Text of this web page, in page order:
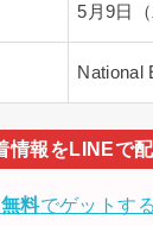
5月9日
National
無料でゲットする